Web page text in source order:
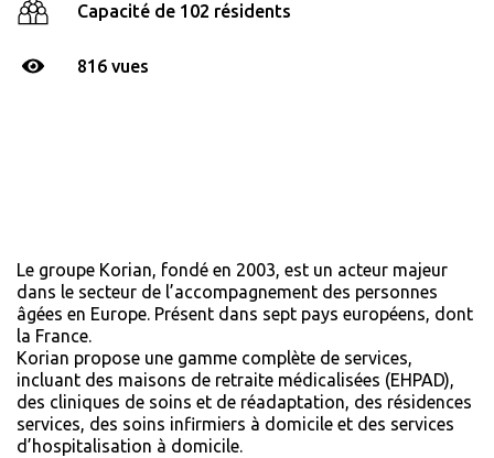
Capacité de 102 résidents
816 vues
Le groupe Korian, fondé en 2003, est un acteur majeur
dans le secteur de l’accompagnement des personnes
âgées en Europe. Présent dans sept pays européens, dont
la France.
Korian propose une gamme complète de services,
incluant des maisons de retraite médicalisées (EHPAD),
des cliniques de soins et de réadaptation, des résidences
services, des soins infirmiers à domicile et des services
d’hospitalisation à domicile.